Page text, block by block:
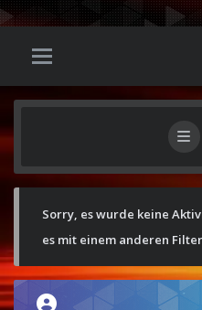
Sorry, es wurde keine
es mit einem anderen Filter